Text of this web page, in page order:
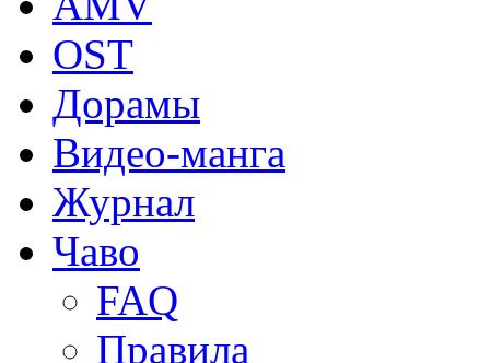
OST
Дорамы
Видео-манга
Журнал
Чаво
FAQ
Правила